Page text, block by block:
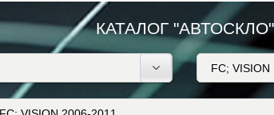
КАТАЛОГ "АВТОСКЛО"